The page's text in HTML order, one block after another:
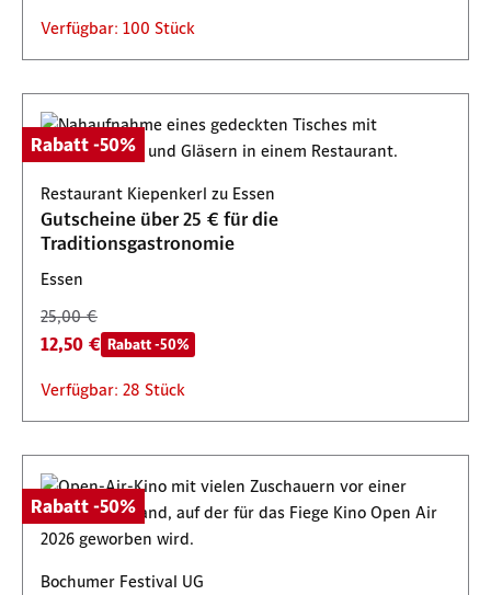
Verfügbar: 100 Stück
Rabatt -50%
Restaurant Kiepenkerl zu Essen
Gutscheine über 25 € für die
Traditionsgastronomie
Essen
25,00 €
12,50 € Rabatt -50%
Verfügbar: 28 Stück
Rabatt -50%
Bochumer Festival UG